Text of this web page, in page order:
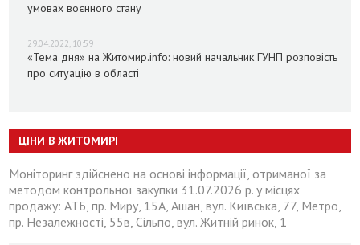
умовах воєнного стану
29.04.2022, 10:59
«Тема дня» на Житомир.info: новий начальник ГУНП розповість
про ситуацію в області
ЦІНИ В ЖИТОМИРІ
Моніторинг здійснено на основі інформації, отриманої за
методом контрольної закупки 31.07.2026 р. у місцях
продажу: АТБ, пр. Миру, 15А, Ашан, вул. Київська, 77, Метро,
пр. Незалежності, 55в, Сільпо, вул. Житній ринок, 1